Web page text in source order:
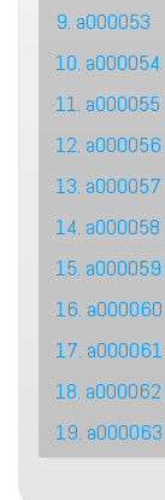
9. a000053
10. a000054
11. a000055
12. a000056
13. a000057
14. a000058
15. a000059
16. a000060
17. a000061
18. a000062
19. a000063